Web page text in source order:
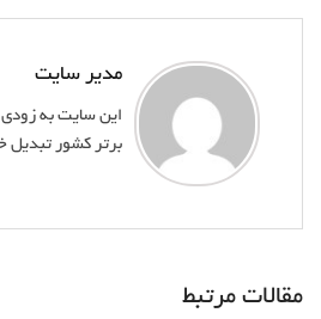
مدیر سایت
برتر کشور
مقالات مرتبط